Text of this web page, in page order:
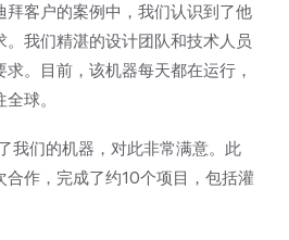
拜客户的案例中，我们认识到了他
我们精湛的设计团队和技术人员
。目前，该机器每天都在运行，
球。
我们的机器，对此非常满意。此
合作，完成了约10个项目，包括灌